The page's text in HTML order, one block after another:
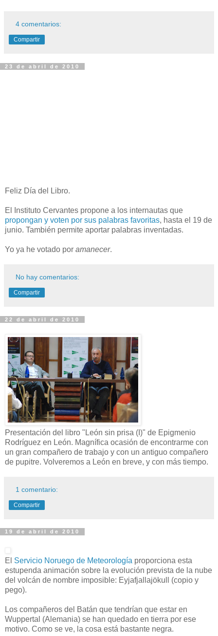
4 comentarios:
Compartir
23 de abril de 2010
Feliz Día del Libro.
El Instituto Cervantes propone a los internautas que
propongan y voten por sus palabras favoritas, hasta el 19 de
junio. También permite aportar palabras inventadas.
Yo ya he votado por amanecer.
No hay comentarios:
Compartir
22 de abril de 2010
Presentación del libro "León sin prisa (I)" de Epigmenio
Rodríguez en León. Magnífica ocasión de encontrarme con
un gran compañero de trabajo y con un antiguo compañero
de pupitre. Volveremos a León en breve, y con más tiempo.
1 comentario:
Compartir
19 de abril de 2010
El Servicio Noruego de Meteorología proporciona esta
estupenda animación sobre la evolución prevista de la nube
del volcán de nombre imposible: Eyjafjallajökull (copio y
pego).
Los compañeros del Batán que tendrían que estar en
Wuppertal (Alemania) se han quedado en tierra por ese
motivo. Como se ve, la cosa está bastante negra.